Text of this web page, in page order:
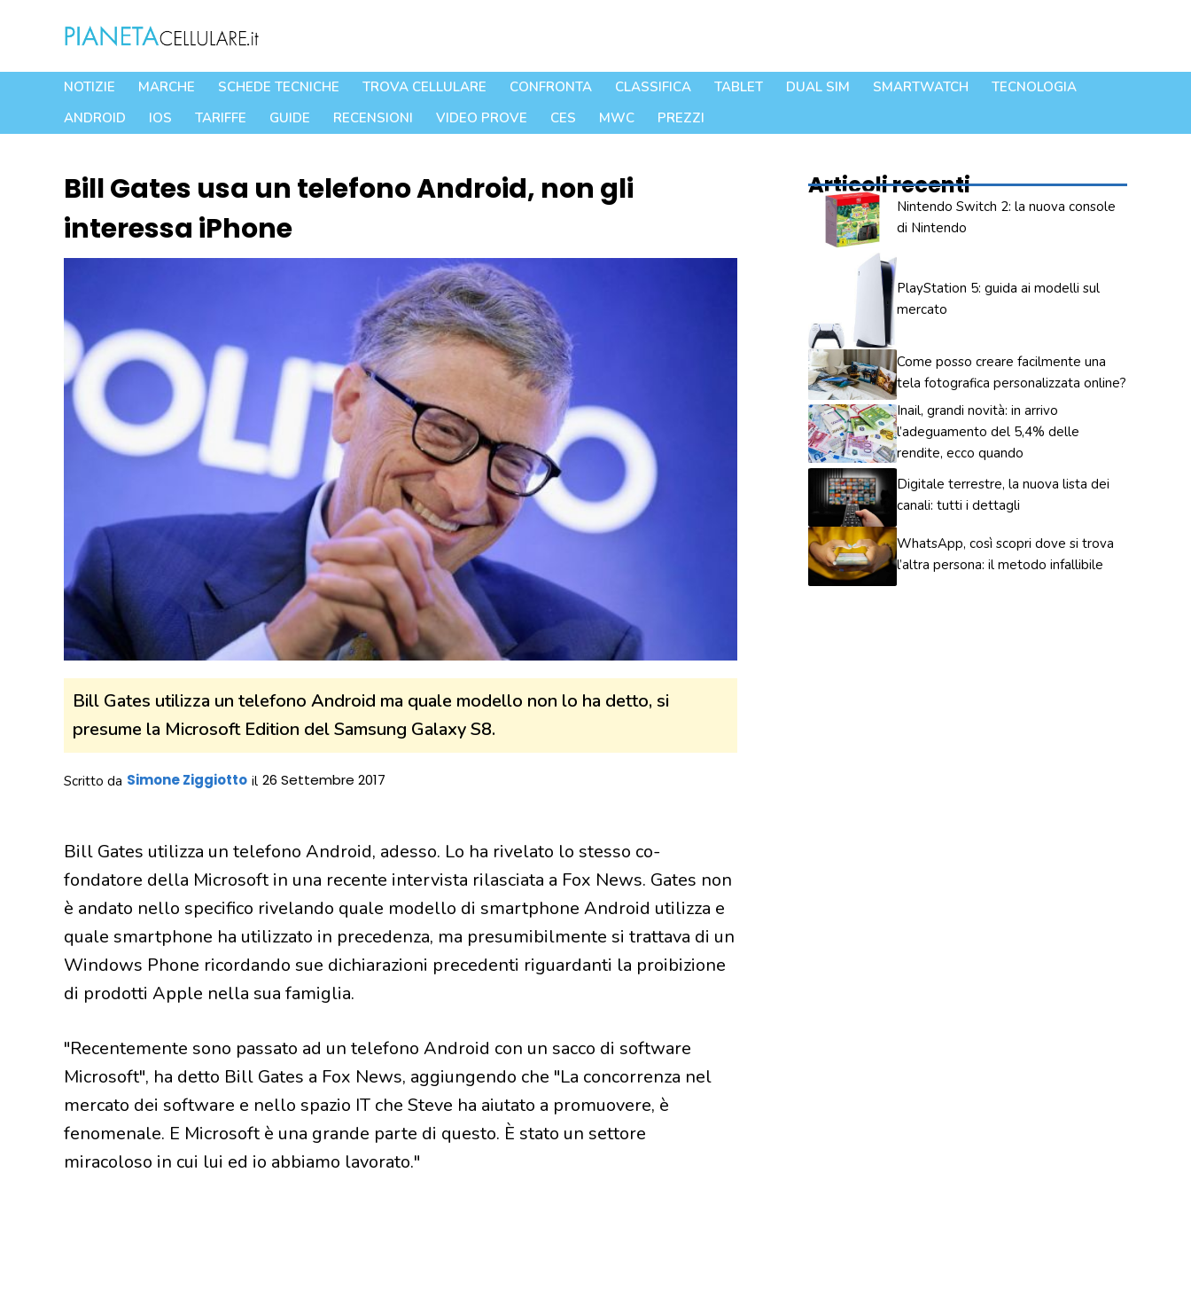
contenuto
NOTIZIE MARCHE SCHEDE TECNICHE TROVA CELLULARE CONFRONTA CLASSIFICA TABLET DUAL SIM SMARTWATCH
TECNOLOGIA
ANDROID
IOS TARIFFE GUIDE RECENSIONI VIDEO PROVE CES MWC PREZZI
Bill Gates usa un telefono Android, non gli
interessa iPhone
Bill Gates utilizza un telefono Android ma quale modello non lo ha detto, si
presume la Microsoft Edition del Samsung Galaxy S8.
Scritto da Simone Ziggiotto il 26 Settembre 2017
Bill Gates utilizza un telefono Android, adesso. Lo ha rivelato lo stesso co-
fondatore della Microsoft in una recente intervista rilasciata a Fox News. Gates non
è andato nello specifico rivelando quale modello di smartphone Android utilizza e
quale smartphone ha utilizzato in precedenza, ma presumibilmente si trattava di un
Windows Phone ricordando sue dichiarazioni precedenti riguardanti la proibizione
di prodotti Apple nella sua famiglia.
"Recentemente sono passato ad un telefono Android con un sacco di software
Microsoft", ha detto Bill Gates a Fox News, aggiungendo che "La concorrenza nel
mercato dei software e nello spazio IT che Steve ha aiutato a promuovere, è
fenomenale. E Microsoft è una grande parte di questo. È stato un settore
miracoloso in cui lui ed io abbiamo lavorato."
Articoli recenti
Nintendo Switch 2: la nuova console
di Nintendo
PlayStation 5: guida ai modelli sul
mercato
Come posso creare facilmente una
tela fotografica personalizzata online?
Inail, grandi novità: in arrivo
l’adeguamento del 5,4% delle
rendite, ecco quando
Digitale terrestre, la nuova lista dei
canali: tutti i dettagli
WhatsApp, così scopri dove si trova
l’altra persona: il metodo infallibile